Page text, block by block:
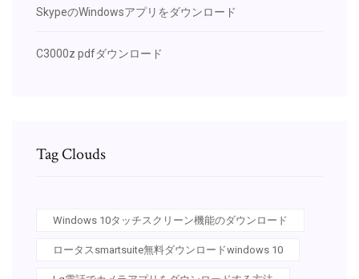
SkypeのWindowsアプリをダウンロード
C3000z pdfダウンロード
Tag Clouds
Windows 10タッチスクリーン機能のダウンロード
ロータスsmartsuite無料ダウンロードwindows 10